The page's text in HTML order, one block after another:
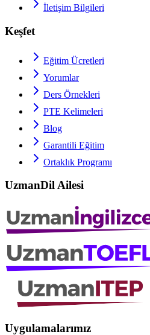
İletişim Bilgileri
Keşfet
Eğitim Ücretleri
Yorumlar
Ders Örnekleri
PTE Kelimeleri
Blog
Garantili Eğitim
Ortaklık Programı
UzmanDil Ailesi
Uygulamalarımız